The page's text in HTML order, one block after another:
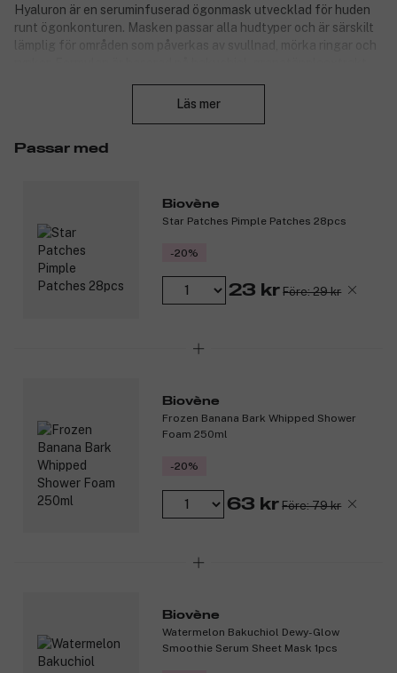
Hyaluron är en seruminfuserad ögonmask utvecklad för huden
runt ögonkonturen. Masken passar alla hudtyper och är särskilt
lämplig för områden som påverkas av svullnad, mörka ringar och
huden under ögonen. För en extra svalkande effekt kan
Produktnummer:
Läs mer
Passar med
Biovène
Star Patches Pimple Patches 28pcs
-20%
23 kr Före: 29 kr
Biovène
Frozen Banana Bark Whipped Shower
Foam 250ml
-20%
63 kr Före: 79 kr
Biovène
Watermelon Bakuchiol Dewy-Glow
Smoothie Serum Sheet Mask 1pcs